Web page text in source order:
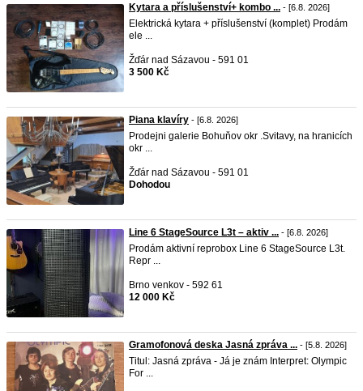
Kytara a příslušenství+ kombo ... - [6.8. 2026]
Elektrická kytara + příslušenství (komplet) Prodám
ele ...
Žďár nad Sázavou - 591 01
3 500 Kč
Piana klavíry - [6.8. 2026]
Prodejni galerie Bohuňov okr .Svitavy, na hranicích
okr ...
Žďár nad Sázavou - 591 01
Dohodou
Line 6 StageSource L3t – aktiv ... - [6.8. 2026]
Prodám aktivní reprobox Line 6 StageSource L3t.
Repr ...
Brno venkov - 592 61
12 000 Kč
Gramofonová deska Jasná zpráva ... - [5.8. 2026]
Titul: Jasná zpráva - Já je znám Interpret: Olympic
For ...